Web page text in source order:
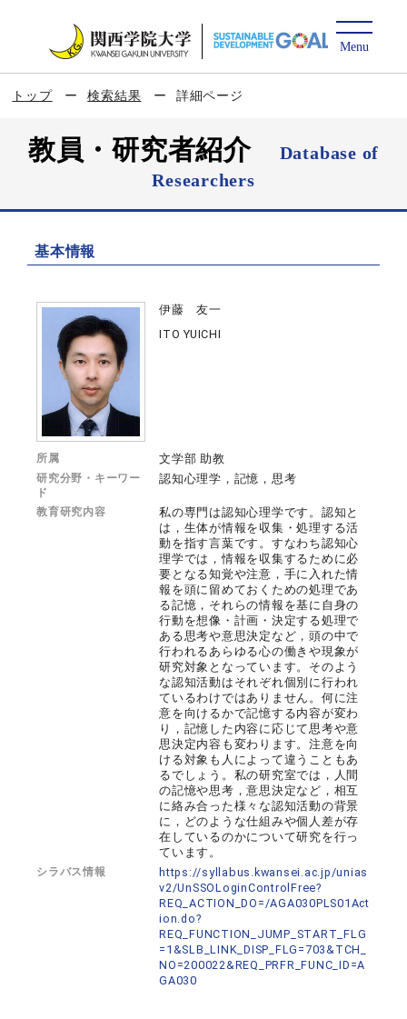
トップ 検索結果 詳細ページ
教員・研究者紹介
Database of
Researchers
基本情報
伊藤 友一
ITO YUICHI
所属 文学部 助教
研究分野・キーワー
ド
認知心理学，記憶，思考
教育研究内容
私の専門は認知心理学です。認知と
は，生体が情報を収集・処理する活
動を指す言葉です。すなわち認知心
理学では，情報を収集するために必
要となる知覚や注意，手に入れた情
報を頭に留めておくための処理であ
る記憶，それらの情報を基に自身の
行動を想像・計画・決定する処理で
ある思考や意思決定など，頭の中で
行われるあらゆる心の働きや現象が
研究対象となっています。そのよう
な認知活動はそれぞれ個別に行われ
ているわけではありません。何に注
意を向けるかで記憶する内容が変わ
り，記憶した内容に応じて思考や意
思決定内容も変わります。注意を向
ける対象も人によって違うこともあ
るでしょう。私の研究室では，人間
の記憶や思考，意思決定など，相互
に絡み合った様々な認知活動の背景
に，どのような仕組みや個人差が存
在しているのかについて研究を行っ
ています。
シラバス情報
https://syllabus.kwansei.ac.jp/unias
v2/UnSSOLoginControlFree?
REQ_ACTION_DO=/AGA030PLS01Act
ion.do?
REQ_FUNCTION_JUMP_START_FLG
=1&SLB_LINK_DISP_FLG=703&TCH_
NO=200022&REQ_PRFR_FUNC_ID=A
GA030